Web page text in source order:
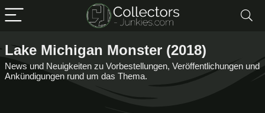
Lake Michigan Monster (2018)
News und Neuigkeiten zu Vorbestellungen, Veröffentlichungen und
Ankündigungen rund um das Thema.